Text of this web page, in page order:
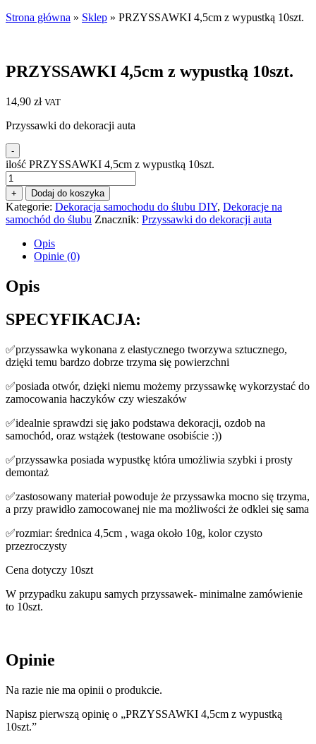
Strona główna » Sklep » PRZYSSAWKI 4,5cm z wypustką 10szt.
PRZYSSAWKI 4,5cm z wypustką 10szt.
14,90 zł VAT
Przyssawki do dekoracji auta
-
ilość PRZYSSAWKI 4,5cm z wypustką 10szt.
+ Dodaj do koszyka
Kategorie: Dekoracja samochodu do ślubu DIY, Dekoracje na
samochód do ślubu Znacznik: Przyssawki do dekoracji auta
Opis
Opinie (0)
Opis
SPECYFIKACJA:
✅przyssawka wykonana z elastycznego tworzywa sztucznego,
dzięki temu bardzo dobrze trzyma się powierzchni
✅posiada otwór, dzięki niemu możemy przyssawkę wykorzystać do
zamocowania haczyków czy wieszaków
✅idealnie sprawdzi się jako podstawa dekoracji, ozdob na
samochód, oraz wstążek (testowane osobiście :))
✅przyssawka posiada wypustkę która umożliwia szybki i prosty
demontaż
✅zastosowany materiał powoduje że przyssawka mocno się trzyma,
a przy prawidło zamocowanej nie ma możliwości że odklei się sama
✅rozmiar: średnica 4,5cm , waga około 10g, kolor czysto
przezroczysty
Cena dotyczy 10szt
W przypadku zakupu samych przyssawek- minimalne zamówienie
to 10szt.
Opinie
Na razie nie ma opinii o produkcie.
Napisz pierwszą opinię o „PRZYSSAWKI 4,5cm z wypustką
10szt.”